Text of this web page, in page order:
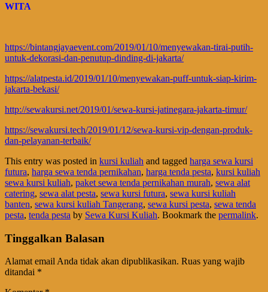
WITA
https://bintangjayaevent.com/2019/01/10/menyewakan-tirai-putih-
untuk-dekorasi-dan-penutup-dinding-di-jakarta/
https://alatpesta.id/2019/01/10/menyewakan-puff-untuk-siap-kirim-
jakarta-bekasi/
http://sewakursi.net/2019/01/sewa-kursi-jatinegara-jakarta-timur/
https://sewakursi.tech/2019/01/12/sewa-kursi-vip-dengan-produk-
dan-pelayanan-terbaik/
This entry was posted in kursi kuliah and tagged harga sewa kursi
futura, harga sewa tenda pernikahan, harga tenda pesta, kursi kuliah
sewa kursi kuliah, paket sewa tenda pernikahan murah, sewa alat
catering, sewa alat pesta, sewa kursi futura, sewa kursi kuliah
banten, sewa kursi kuliah Tangerang, sewa kursi pesta, sewa tenda
pesta, tenda pesta by Sewa Kursi Kuliah. Bookmark the permalink.
Tinggalkan Balasan
Alamat email Anda tidak akan dipublikasikan. Ruas yang wajib
ditandai *